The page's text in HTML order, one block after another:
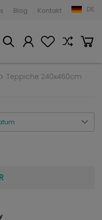
Blog Kontakt DE
Teppiche 240x460cm